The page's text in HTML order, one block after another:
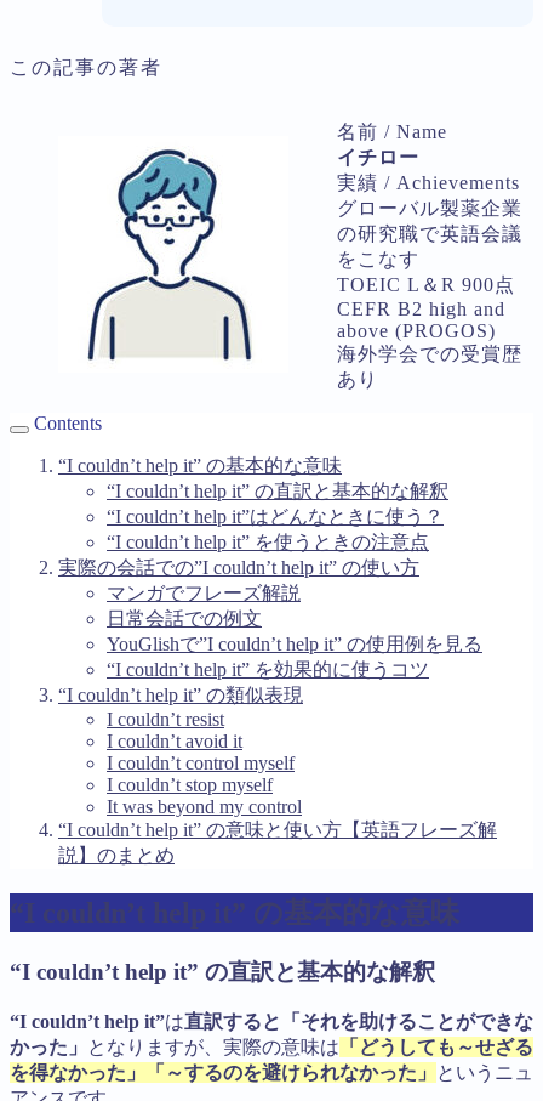
この記事の著者
名前 / Name
イチロー
実績 / Achievements
グローバル製薬企業
の研究職で英語会議
をこなす
TOEIC L＆R 900点
CEFR B2 high and
above (PROGOS)
海外学会での受賞歴
あり
Contents
“I couldn’t help it” の基本的な意味
“I couldn’t help it” の直訳と基本的な解釈
“I couldn’t help it”はどんなときに使う？
“I couldn’t help it” を使うときの注意点
実際の会話での”I couldn’t help it” の使い方
マンガでフレーズ解説
日常会話での例文
YouGlishで”I couldn’t help it” の使用例を見る
“I couldn’t help it” を効果的に使うコツ
“I couldn’t help it” の類似表現
I couldn’t resist
I couldn’t avoid it
I couldn’t control myself
I couldn’t stop myself
It was beyond my control
“I couldn’t help it” の意味と使い方【英語フレーズ解
説】のまとめ
“I couldn’t help it” の基本的な意味
“I couldn’t help it” の直訳と基本的な解釈
“I couldn’t help it”は直訳すると「それを助けることができな
かった」
となりますが、実際の意味は 「どうしても～せざる
を得なかった」「～するのを避けられなかった」
というニュ